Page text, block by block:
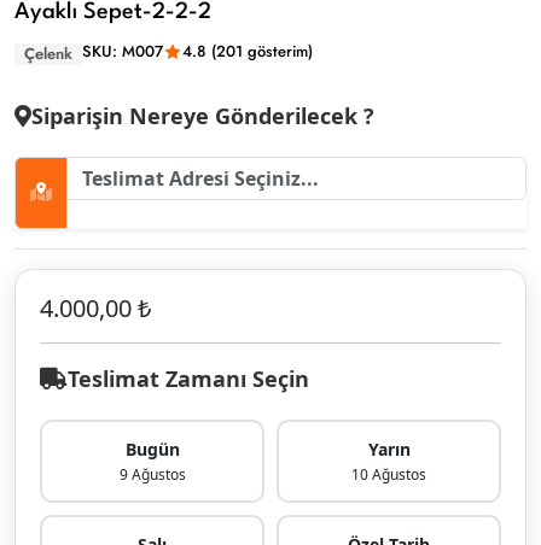
Ayaklı Sepet-2-2-2
Çelenk SKU: M007 4.8 (201 gösterim)
Siparişin Nereye Gönderilecek ?
4.000,00 ₺
Teslimat Zamanı Seçin
Bugün
9 Ağustos
Yarın
10 Ağustos